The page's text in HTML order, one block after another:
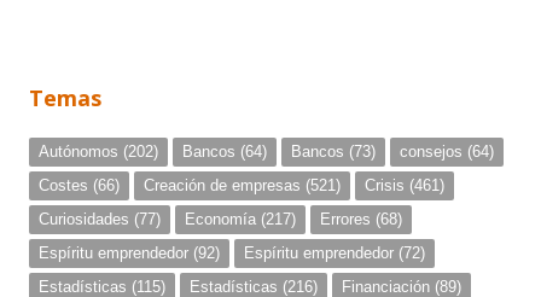
Temas
Autónomos (202) Bancos (64) Bancos (73) consejos (64)
Costes (66) Creación de empresas (521) Crisis (461)
Curiosidades (77) Economía (217) Errores (68)
Espíritu emprendedor (92) Espíritu emprendedor (72)
Estadísticas (115) Estadísticas (216) Financiación (89)